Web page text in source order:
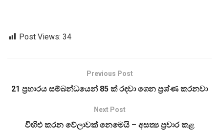
Post Views: 34
Previous Post
21 ප්‍රහාරය සම්බන්ධයෙන් 85 ක් රඳවා ගෙන ප්‍රශ්ණ කරනවා
Next Post
විහිළු කරන වේලාවක් නෙමෙයි – අසත්‍ය ප්‍රචාර කළ